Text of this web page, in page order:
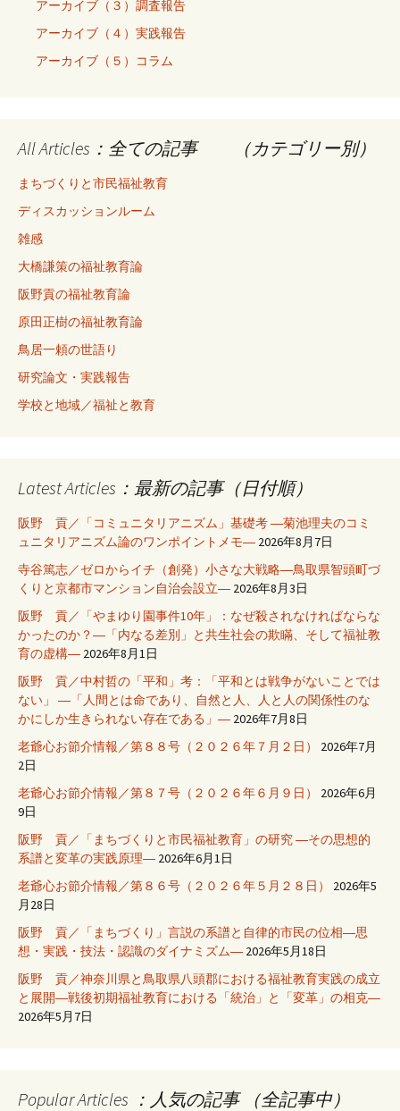
アーカイブ（３）調査報告
アーカイブ（４）実践報告
アーカイブ（５）コラム
All Articles：全ての記事 （カテゴリー別）
まちづくりと市民福祉教育
ディスカッションルーム
雑感
大橋謙策の福祉教育論
阪野貢の福祉教育論
原田正樹の福祉教育論
鳥居一頼の世語り
研究論文・実践報告
学校と地域／福祉と教育
Latest Articles：最新の記事（日付順）
阪野 貢／「コミュニタリアニズム」基礎考 ―菊池理夫のコミ
ュニタリアニズム論のワンポイントメモ― 2026年8月7日
寺谷篤志／ゼロからイチ（創発）小さな大戦略―鳥取県智頭町づ
くりと京都市マンション自治会設立― 2026年8月3日
阪野 貢／「やまゆり園事件10年」：なぜ殺されなければならな
かったのか？―「内なる差別」と共生社会の欺瞞、そして福祉教
育の虚構― 2026年8月1日
阪野 貢／中村哲の「平和」考：「平和とは戦争がないことでは
ない」 ―「人間とは命であり、自然と人、人と人の関係性のな
かにしか生きられない存在である」― 2026年7月8日
老爺心お節介情報／第８８号（２０２６年７月２日）
2026年7月
2日
老爺心お節介情報／第８７号（２０２６年６月９日）
2026年6月
9日
阪野 貢／「まちづくりと市民福祉教育」の研究 ―その思想的
系譜と変革の実践原理― 2026年6月1日
老爺心お節介情報／第８６号（２０２６年５月２８日）
2026年5
月28日
阪野 貢／「まちづくり」言説の系譜と自律的市民の位相―思
想・実践・技法・認識のダイナミズム― 2026年5月18日
阪野 貢／神奈川県と鳥取県八頭郡における福祉教育実践の成立
と展開―戦後初期福祉教育における「統治」と「変革」の相克―
2026年5月7日
Popular Articles ：人気の記事 （全記事中）